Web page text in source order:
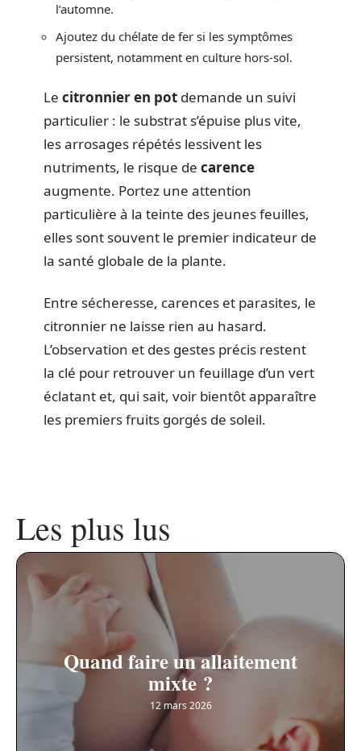
l’automne.
Ajoutez du chélate de fer si les symptômes
persistent, notamment en culture hors-sol.
Le citronnier en pot demande un suivi
particulier : le substrat s’épuise plus vite,
les arrosages répétés lessivent les
nutriments, le risque de carence
augmente. Portez une attention
particulière à la teinte des jeunes feuilles,
elles sont souvent le premier indicateur de
la santé globale de la plante.
Entre sécheresse, carences et parasites, le
citronnier ne laisse rien au hasard.
L’observation et des gestes précis restent
la clé pour retrouver un feuillage d’un vert
éclatant et, qui sait, voir bientôt apparaître
les premiers fruits gorgés de soleil.
Les plus lus
Quand faire un allaitement
mixte ?
12 mars 2026